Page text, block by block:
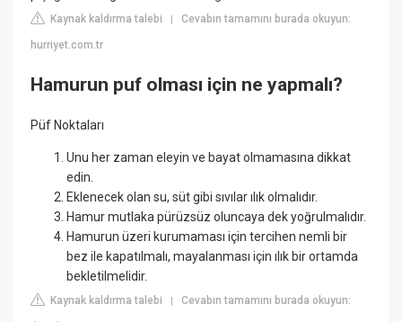
Kaynak kaldırma talebi |Cevabın tamamını burada okuyun:
hurriyet.com.tr
Hamurun puf olması için ne yapmalı?
Püf Noktaları
Unu her zaman eleyin ve bayat olmamasına dikkat
edin.
Eklenecek olan su, süt gibi sıvılar ılık olmalıdır.
Hamur mutlaka pürüzsüz oluncaya dek yoğrulmalıdır.
Hamurun üzeri kurumaması için tercihen nemli bir
bez ile kapatılmalı, mayalanması için ılık bir ortamda
bekletilmelidir.
Kaynak kaldırma talebi |Cevabın tamamını burada okuyun: